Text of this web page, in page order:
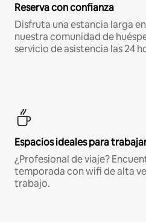
Reserva con confianza
Disfruta una estancia larga
nuestra comunidad de
servicio de asistencia las 24
Espacios ideales para
¿Profesional de viaje?
temporada con wifi de alta
trabajo.